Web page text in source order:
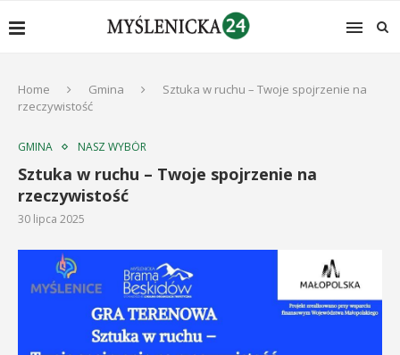
Home Gmina
Sztuka w ruchu – Twoje spojrzenie na
rzeczywistość
GMINA NASZ WYBÓR
Sztuka w ruchu – Twoje spojrzenie na
rzeczywistość
30 lipca 2025